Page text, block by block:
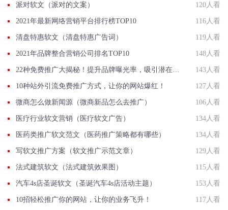
派对软文（派对的文案） 120人看
2021年最新网络营销平台排行榜TOP10 116人看
清盘特惠软文（清盘特惠广告词） 119人看
2021年品牌整合营销公司排名TOP10 148人看
143人看
10种站外引流免费推广方式，让你的网站爆红！ 127人看
微商怎么做新闻源（微商新品怎么去推广） 106人看
医疗行业软文营销（医疗软文广告） 134人看
医药类推广软文范文（医药推广策略都有哪些） 134人看
写软文推广方案（软文推广示范文章） 129人看
法式建筑软文（法式建筑效果图） 115人看
汽车4s店圣诞软文（圣诞汽车4s店活动主题） 153人看
10招轻松推广你的网站，让你的业务飞升！ 117人看